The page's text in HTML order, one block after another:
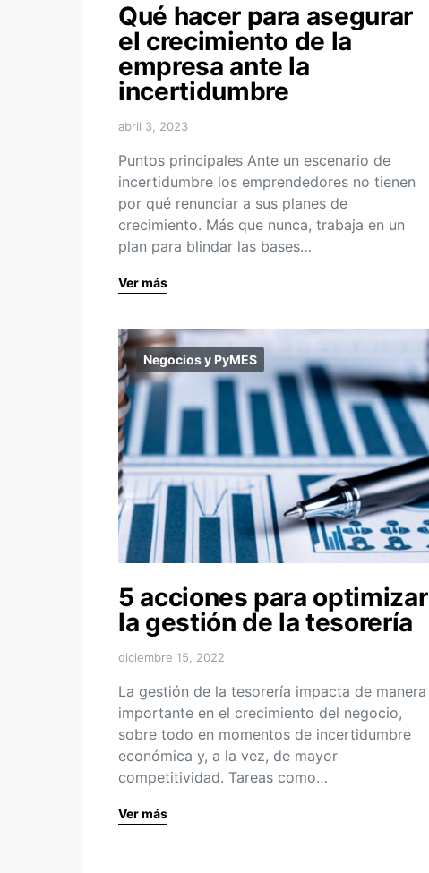
Qué hacer para asegurar
el crecimiento de la
empresa ante la
incertidumbre
abril 3, 2023
Puntos principales Ante un escenario de
incertidumbre los emprendedores no tienen
por qué renunciar a sus planes de
crecimiento. Más que nunca, trabaja en un
plan para blindar las bases…
Ver más
Negocios y PyMES
5 acciones para optimizar
la gestión de la tesorería
diciembre 15, 2022
La gestión de la tesorería impacta de manera
importante en el crecimiento del negocio,
sobre todo en momentos de incertidumbre
económica y, a la vez, de mayor
competitividad. Tareas como…
Ver más